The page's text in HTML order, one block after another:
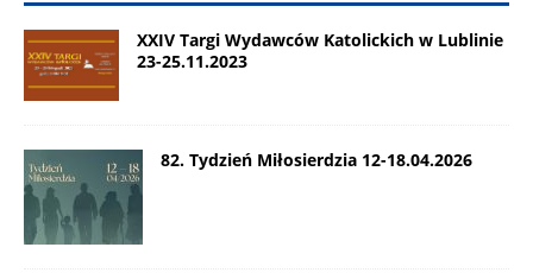
XXIV Targi Wydawców Katolickich w Lublinie
23-25.11.2023
82. Tydzień Miłosierdzia 12-18.04.2026